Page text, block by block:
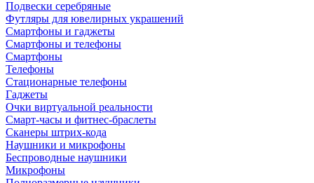
Подвески серебряные
Футляры для ювелирных украшений
Смартфоны и гаджеты
Смартфоны и телефоны
Смартфоны
Телефоны
Стационарные телефоны
Гаджеты
Очки виртуальной реальности
Смарт-часы и фитнес-браслеты
Сканеры штрих-кода
Наушники и микрофоны
Беспроводные наушники
Микрофоны